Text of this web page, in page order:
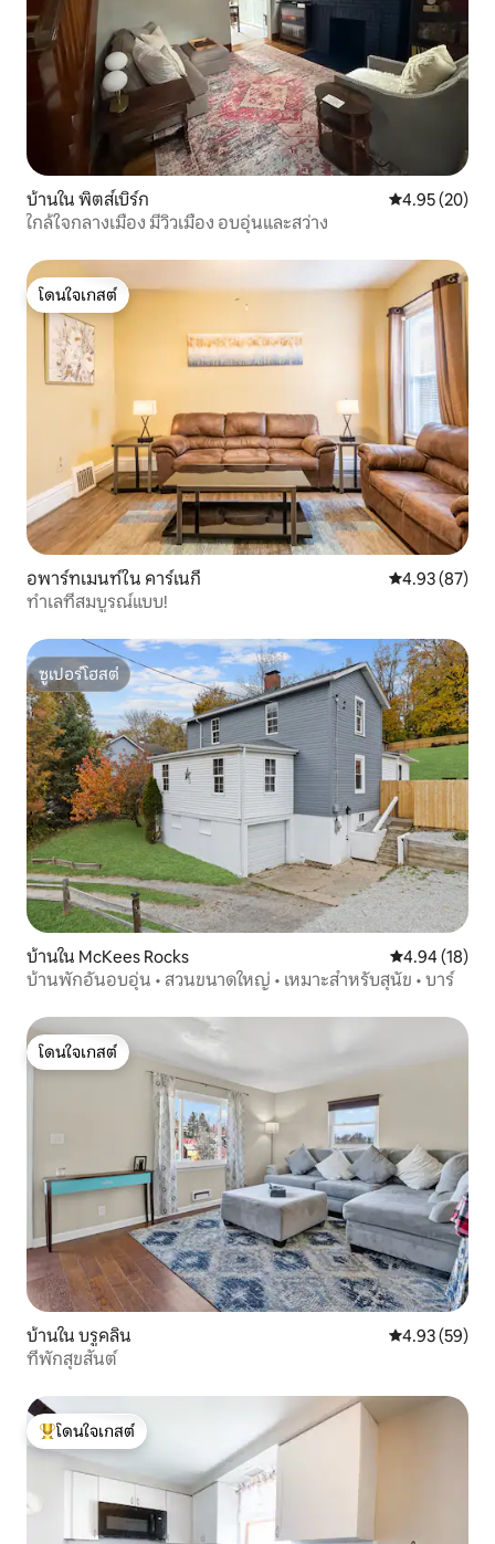
บ้านใน พิตส์เบิร์ก คะแนนเฉลี่ย
4.95 (20)
ใกล้ใจกลางเมือง มีวิวเมือง อบอุ่นและสว่าง
โดนใจเกสต์
โดนใจเกสต์
อพาร์ทเมนท์ใน คาร์เนกี คะแนนเฉลี่ย
4.93 (87)
ทำเลที่สมบูรณ์แบบ!
ซูเปอร์โฮสต์
ซูเปอร์โฮสต์
บ้านใน McKees Rocks คะแนนเฉลี่ย
4.94 (18)
บ้านพักอันอบอุ่น • สวนขนาดใหญ่ • เหมาะสำหรับสุนัข • บาร์
โดนใจเกสต์
โดนใจเกสต์
บ้านใน บรูคลิน คะแนนเฉลี่ย
4.93 (59)
ที่พักสุขสันต์
โดนใจเกสต์ที่สุด
โดนใจเกสต์